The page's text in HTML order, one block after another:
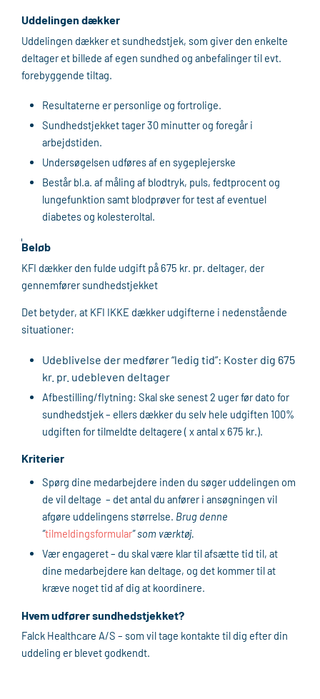
Uddelingen dækker
Uddelingen dækker et sundhedstjek, som giver den enkelte
deltager et billede af egen sundhed og anbefalinger til evt.
forebyggende tiltag.
Resultaterne er personlige og fortrolige.
Sundhedstjekket tager 30 minutter og foregår i
arbejdstiden.
Undersøgelsen udføres af en sygeplejerske
Består bl.a. af måling af blodtryk, puls, fedtprocent og
lungefunktion samt blodprøver for test af eventuel
diabetes og kolesteroltal.
Beløb
KFI dækker den fulde udgift på 675 kr. pr. deltager, der
gennemfører sundhedstjekket
Det betyder, at KFI IKKE dækker udgifterne i nedenstående
situationer:
Udeblivelse der medfører “ledig tid”: Koster dig 675
kr. pr. udebleven deltager
Afbestilling/flytning: Skal ske senest 2 uger før dato for
sundhedstjek – ellers dækker du selv hele udgiften 100%
udgiften for tilmeldte deltagere ( x antal x 675 kr.).
Kriterier
Spørg dine medarbejdere inden du søger uddelingen om
de vil deltage – det antal du anfører i ansøgningen vil
afgøre uddelingens størrelse. Brug denne
”tilmeldingsformular” som værktøj.
Vær engageret – du skal være klar til afsætte tid til, at
dine medarbejdere kan deltage, og det kommer til at
kræve noget tid af dig at koordinere.
Hvem udfører sundhedstjekket?
Falck Healthcare A/S – som vil tage kontakte til dig efter din
uddeling er blevet godkendt.